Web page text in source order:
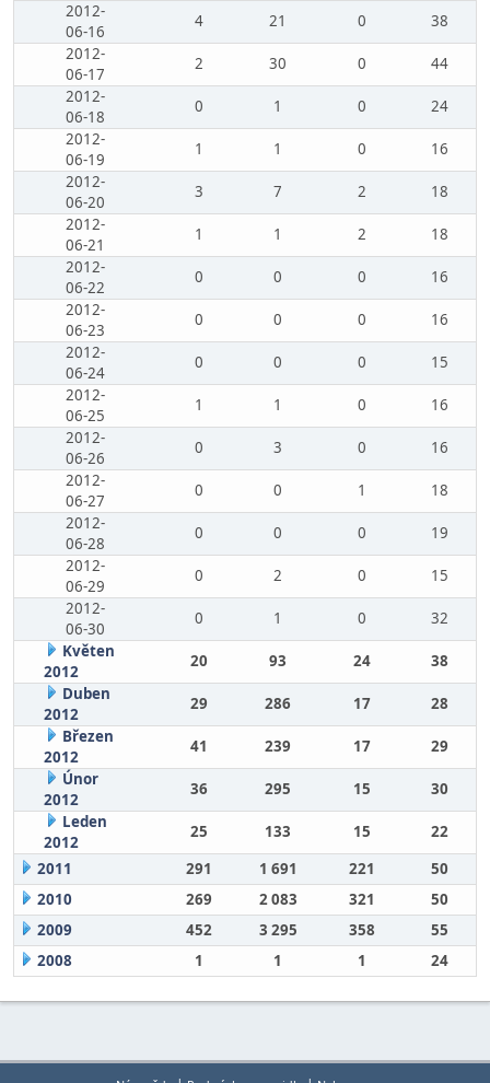
2012-
06-16
4 21 0
38
2012-
06-17
2 30 0
44
2012-
06-18
0 1 0
24
2012-
06-19
1 1 0
16
2012-
06-20
3 7 2
18
2012-
06-21
1 1 2
18
2012-
06-22
0 0 0
16
2012-
06-23
0 0 0
16
2012-
06-24
0 0 0
15
2012-
06-25
1 1 0
16
2012-
06-26
0 3 0
16
2012-
06-27
0 0 1
18
2012-
06-28
0 0 0
19
2012-
06-29
0 2 0
15
2012-
06-30
0 1 0
32
Květen
2012
20 93 24
38
Duben
2012
29 286 17
28
Březen
2012
41 239 17
29
Únor
2012
36 295 15
30
Leden
2012
25 133 15
22
2011
291 1 691 221
50
2010
269 2 083 321
50
2009
452 3 295 358
55
2008
1 1 1 24